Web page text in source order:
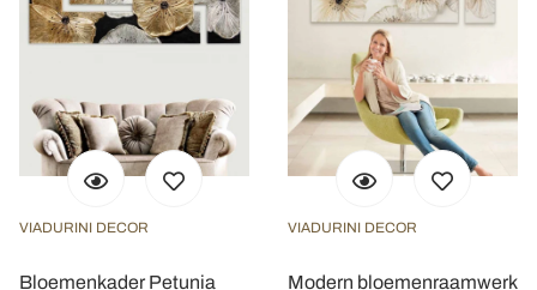
VIADURINI DECOR
Bloemenkader Petunia
VIADURINI DECOR
Modern bloemenraamwerk